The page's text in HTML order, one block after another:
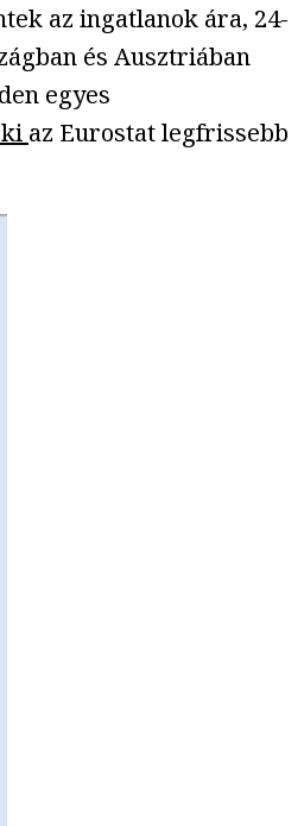
az ingatlanok ára, 24-
és Ausztriában
egyes
az Eurostat legfrissebb